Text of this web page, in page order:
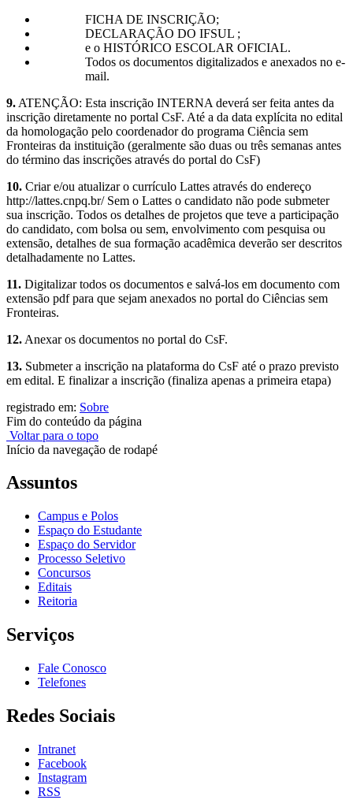
FICHA DE INSCRIÇÃO;
DECLARAÇÃO DO IFSUL ;
e o HISTÓRICO ESCOLAR OFICIAL.
Todos os documentos digitalizados e anexados no e-
mail.
9. ATENÇÃO: Esta inscrição INTERNA deverá ser feita antes da
inscrição diretamente no portal CsF. Até a da data explícita no edital
da homologação pelo coordenador do programa Ciência sem
Fronteiras da instituição (geralmente são duas ou três semanas antes
do término das inscrições através do portal do CsF)
10. Criar e/ou atualizar o currículo Lattes através do endereço
http://lattes.cnpq.br/ Sem o Lattes o candidato não pode submeter
sua inscrição. Todos os detalhes de projetos que teve a participação
do candidato, com bolsa ou sem, envolvimento com pesquisa ou
extensão, detalhes de sua formação acadêmica deverão ser descritos
detalhadamente no Lattes.
11. Digitalizar todos os documentos e salvá-los em documento com
extensão pdf para que sejam anexados no portal do Ciências sem
Fronteiras.
12. Anexar os documentos no portal do CsF.
13. Submeter a inscrição na plataforma do CsF até o prazo previsto
em edital. E finalizar a inscrição (finaliza apenas a primeira etapa)
registrado em: Sobre
Fim do conteúdo da página
Voltar para o topo
Início da navegação de rodapé
Assuntos
Campus e Polos
Espaço do Estudante
Espaço do Servidor
Processo Seletivo
Concursos
Editais
Reitoria
Serviços
Fale Conosco
Telefones
Redes Sociais
Intranet
Facebook
Instagram
RSS